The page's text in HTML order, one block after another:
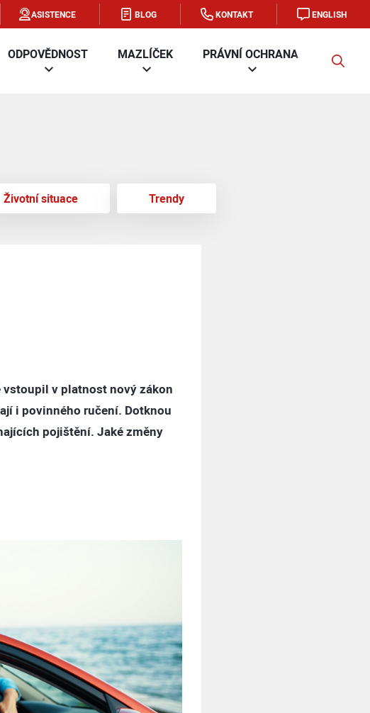
ASISTENCE BLOG KONTAKT ENGLISH
ODPOVĚDNOST MAZLÍČEK PRÁVNÍ OCHRANA FIRMA
Životní situace Trendy
v platnost nový zákon
i povinného ručení. Dotknou
pojištění. Jaké změny